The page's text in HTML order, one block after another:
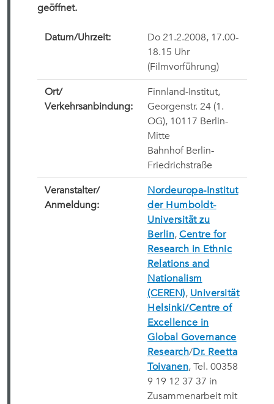
geöffnet.
Datum/Uhrzeit:
Do 21.2.2008, 17.00-
18.15 Uhr
(Filmvorführung)
Ort/
Verkehrsanbindung:
Finnland-Institut,
Georgenstr. 24 (1.
OG), 10117 Berlin-
Mitte
Bahnhof Berlin-
Friedrichstraße
Veranstalter/
Anmeldung:
Nordeuropa-Institut
der Humboldt-
Universität zu
Berlin, Centre for
Research in Ethnic
Relations and
Nationalism
(CEREN), Universität
Helsinki/Centre of
Excellence in
Global Governance
Research/Dr. Reetta
Toivanen, Tel. 00358
9 19 12 37 37 in
Zusammenarbeit mit